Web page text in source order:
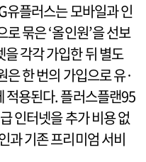
유플러스는 모바일과 인
묶은 ‘올인원’을 선보
각각 가입한 뒤 별도
은 한 번의 가입으로 유·
적용된다. 플러스플랜95
인터넷을 추가 비용 없
과 기존 프리미엄 서비